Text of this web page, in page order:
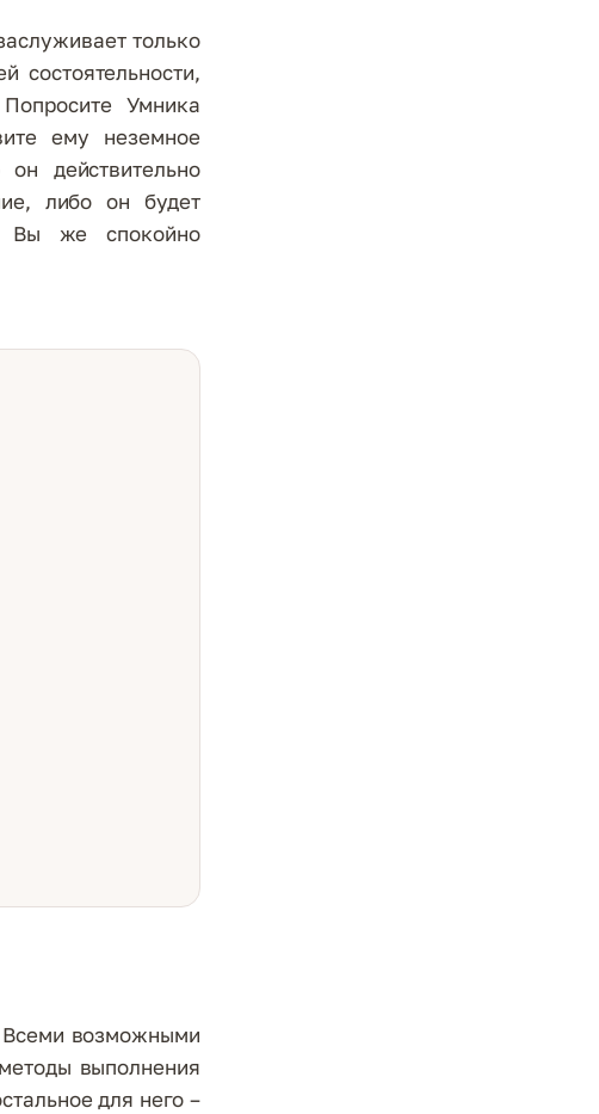
только
состоятельности,
Умника
ему неземное
действительно
либо он будет
Вы же спокойно
Всеми возможными
выполнения
для него –